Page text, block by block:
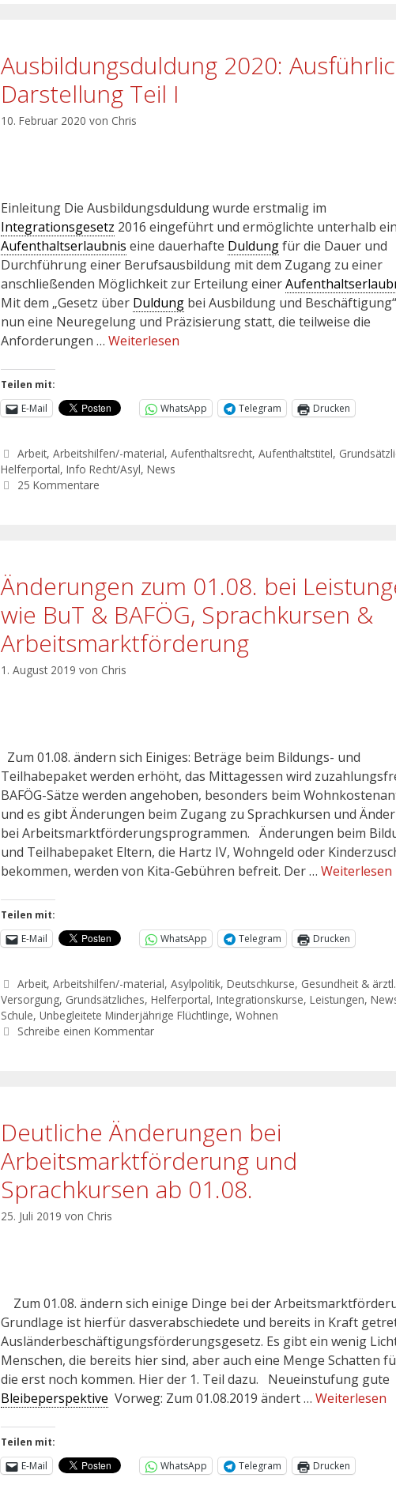
Ausbildungsduldung 2020:
Darstellung Teil I
10. Februar 2020 von Chris
Einleitung Die Ausbildungsduldung wurde erstmalig im
Integrationsgesetz 2016 eingeführt und ermöglichte unterhalb
Aufenthaltserlaubnis eine dauerhafte Duldungfür die Dauer und
Durchführung einer Berufsausbildung mit dem Zugang zu einer
anschließenden Möglichkeit zur Erteilung einer
Mit dem „Gesetz über Duldung bei Ausbildung und
nun eine Neuregelung und Präzisierung statt, die teilweise die
Anforderungen … Weiterlesen
Teilen mit:
E-Mail
WhatsApp Telegram Drucken
Arbeit,Arbeitshilfen/-material,Aufenthaltsrecht,Aufenthaltstitel,
Helferportal, Info Recht/Asyl, News
25 Kommentare
Änderungen zum 01.08. bei
wie BuT & BAFÖG, Sprachkursen &
Arbeitsmarktförderung
1. August 2019 von Chris
Zum 01.08. ändern sich Einiges: Beträge beim Bildungs- und
Teilhabepaket werden erhöht, das Mittagessen wird
BAFÖG-Sätze werden angehoben, besonders beim
und es gibt Änderungen beim Zugang zu Sprachkursen und
bei Arbeitsmarktförderungsprogrammen. Änderungen beim
und Teilhabepaket Eltern, die Hartz IV, Wohngeld oder
bekommen, werden von Kita-Gebühren befreit. Der … Weiterlesen
Teilen mit:
E-Mail
WhatsApp Telegram Drucken
Arbeit,Arbeitshilfen/-material,Asylpolitik,Deutschkurse, Gesundheit & ärztl.
Versorgung, Grundsätzliches, Helferportal, Integrationskurse, Leistungen,
Schule, Unbegleitete Minderjährige Flüchtlinge, Wohnen
Schreibe einen Kommentar
Deutliche Änderungen bei
Arbeitsmarktförderung und
Sprachkursen ab 01.08.
25. Juli 2019 von Chris
Zum 01.08. ändern sich einige Dinge bei der
Grundlage ist hierfür dasverabschiedete und bereits in Kraft
Ausländerbeschäftigungsförderungsgesetz. Es gibt ein wenig
Menschen, die bereits hier sind, aber auch eine Menge Schatten
die erst noch kommen. Hier der 1. Teil dazu. Neueinstufung gute
Bleibeperspektive Vorweg: Zum 01.08.2019 ändert … Weiterlesen
Teilen mit:
E-Mail
WhatsApp Telegram Drucken